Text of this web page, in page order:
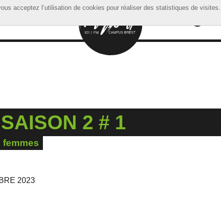
acceptez l’utilisation de cookies pour réaliser des statistiques de visites.
acceptez l’utilisation de cookies pour réaliser des statistiques de visites.
2 # 1
femmes
2023